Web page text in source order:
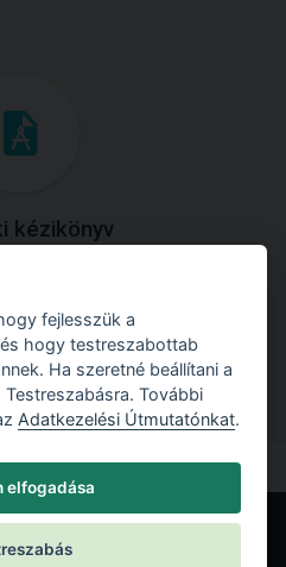
kézikönyv
elméleti anyaggal és
példával!
fejlesszük a
hogy testreszabottab
Ha szeretné beállítani a
További
Adatkezelési Útmutatónkat.
elfogadása